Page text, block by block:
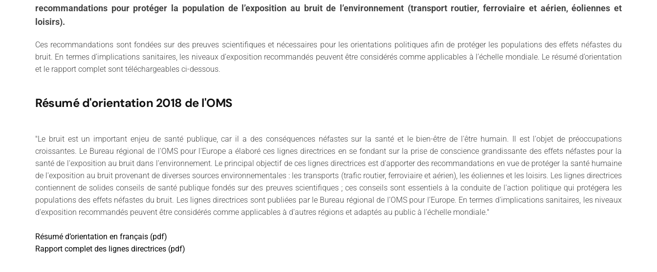
recommandations pour protéger la population de l’exposition au bruit de l’environnement (transport routier, ferroviaire et aérien, éoliennes et
loisirs).
Ces recommandations sont fondées sur des preuves scientifiques et nécessaires pour les orientations politiques afin de protéger les populations des effets néfastes du
bruit. En termes d’implications sanitaires, les niveaux d’exposition recommandés peuvent être considérés comme applicables à l’échelle mondiale. Le résumé d’orientation
et le rapport complet sont téléchargeables ci-dessous.
Résumé d'orientation 2018 de l'OMS
"Le bruit est un important enjeu de santé publique, car il a des conséquences néfastes sur la santé et le bien-être de l'être humain. Il est l'objet de préoccupations
croissantes. Le Bureau régional de l'OMS pour l'Europe a élaboré ces lignes directrices en se fondant sur la prise de conscience grandissante des effets néfastes pour la
santé de l'exposition au bruit dans l'environnement. Le principal objectif de ces lignes directrices est d'apporter des recommandations en vue de protéger la santé humaine
de l'exposition au bruit provenant de diverses sources environnementales : les transports (trafic routier, ferroviaire et aérien), les éoliennes et les loisirs. Les lignes directrices
contiennent de solides conseils de santé publique fondés sur des preuves scientifiques ; ces conseils sont essentiels à la conduite de l'action politique qui protégera les
populations des effets néfastes du bruit. Les lignes directrices sont publiées par le Bureau régional de l’OMS pour l’Europe. En termes d'implications sanitaires, les niveaux
d'exposition recommandés peuvent être considérés comme applicables à d'autres régions et adaptés au public à l'échelle mondiale."
Résumé d’orientation en français (pdf)
Rapport complet des lignes directrices (pdf)